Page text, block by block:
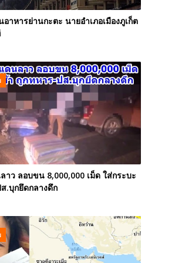
าหารย่านกะตะ นายอำเภอเมืองภูเก็ต
ว ลอบขน 8,000,000 เม็ด ใส่กระบะ
.บุกยึดกลางดึก